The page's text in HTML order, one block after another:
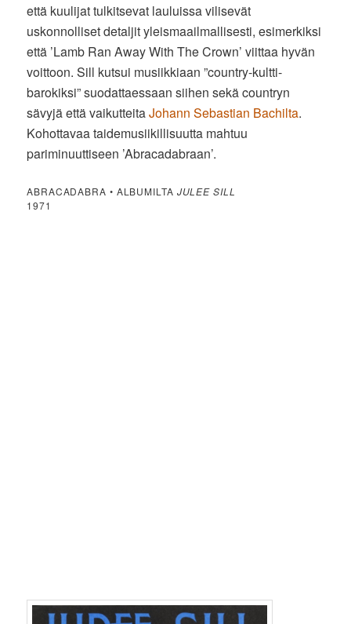
että kuulijat tulkitsevat lauluissa vilisevät
uskonnolliset detaljit yleismaailmallisesti, esimerkiksi
että ’Lamb Ran Away With The Crown’ viittaa hyvän
voittoon. Sill kutsui musiikkiaan ”country-kultti-
barokiksi” suodattaessaan siihen sekä countryn
sävyjä että vaikutteitaJohann Sebastian Bachilta.
Kohottavaa taidemusiikillisuutta mahtuu
pariminuuttiseen ’Abracadabraan’.
ABRACADABRA • ALBUMILTA JULEE SILL
1971